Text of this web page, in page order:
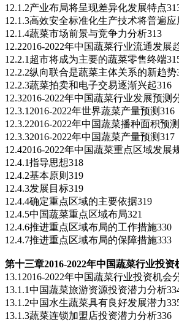
12.1.2产业布局将呈现差异化发展特点
12.1.3高效安全标准化生产技术将普遍应
12.1.4蔬菜市场前景与竞争力分析313
12.22016-2022年中国蔬菜行业流通发展
12.2.1超市将成为主要的蔬菜零售终端
12.2.2纵向联合是蔬菜主体关系的新趋势
12.2.3蔬菜拍卖和电子交易逐渐兴起316
12.32016-2022年中国蔬菜行业发展预测
12.3.12016-2022年世界蔬菜产量预测316
12.3.22016-2022年中国蔬菜播种面积预
12.3.32016-2022年中国蔬菜产量预测317
12.42016-2022年中国蔬菜重点区域发展
12.4.1指导思想318
12.4.2基本原则319
12.4.3发展目标319
12.4.4确定重点区域的主要依据319
12.4.5中国蔬菜重点区域布局321
12.4.6推进重点区域布局的工作措施330
12.4.7推进重点区域布局的保障措施333
第十三章2016-2022年中国蔬菜行业投资
13.12016-2022年中国蔬菜行业投资机会
13.1.1中国蔬菜旅游资源投资潜力分析
13.1.2中国水生蔬菜具有良好发展潜力
13.1.3蔬菜连锁加盟店投资潜力分析336